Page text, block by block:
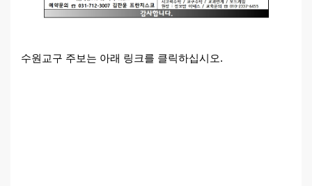
수원교구 주보는 아래 링크를 클릭하십시오.